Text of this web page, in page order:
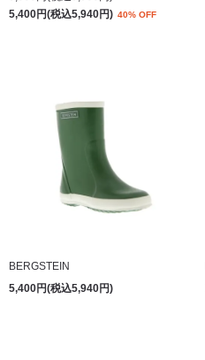
5,400円(税込5,940円) 40% OFF
BERGSTEIN
5,400円(税込5,940円)